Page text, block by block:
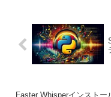
Faster Whisperインストー